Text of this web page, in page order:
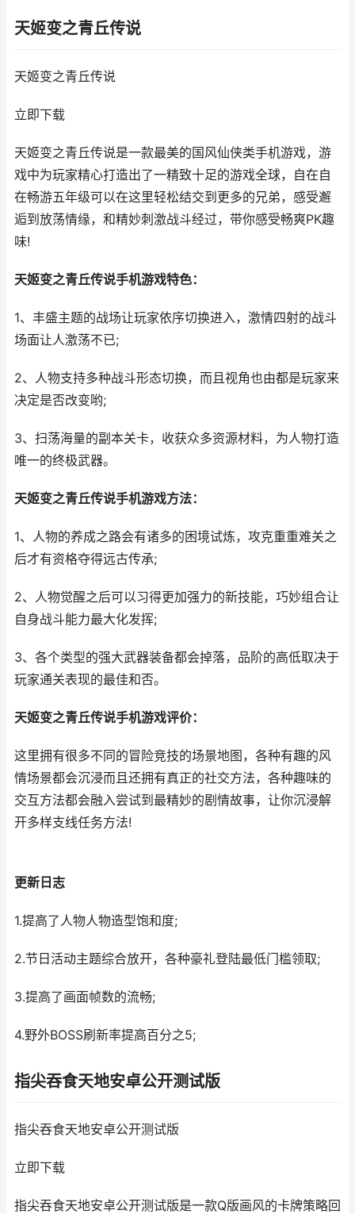
天姬变之青丘传说
天姬变之青丘传说
立即下载
天姬变之青丘传说是一款最美的国风仙侠类手机游戏，游
戏中为玩家精心打造出了一精致十足的游戏全球，自在自
在畅游五年级可以在这里轻松结交到更多的兄弟，感受邂
逅到放荡情缘，和精妙刺激战斗经过，带你感受畅爽PK趣
味!
天姬变之青丘传说手机游戏特色：
1、丰盛主题的战场让玩家依序切换进入，激情四射的战斗
场面让人激荡不已;
2、人物支持多种战斗形态切换，而且视角也由都是玩家来
决定是否改变哟;
3、扫荡海量的副本关卡，收获众多资源材料，为人物打造
唯一的终极武器。
天姬变之青丘传说手机游戏方法：
1、人物的养成之路会有诸多的困境试炼，攻克重重难关之
后才有资格夺得远古传承;
2、人物觉醒之后可以习得更加强力的新技能，巧妙组合让
自身战斗能力最大化发挥;
3、各个类型的强大武器装备都会掉落，品阶的高低取决于
玩家通关表现的最佳和否。
天姬变之青丘传说手机游戏评价：
这里拥有很多不同的冒险竞技的场景地图，各种有趣的风
情场景都会沉浸而且还拥有真正的社交方法，各种趣味的
交互方法都会融入尝试到最精妙的剧情故事，让你沉浸解
开多样支线任务方法!
更新日志
1.提高了人物人物造型饱和度;
2.节日活动主题综合放开，各种豪礼登陆最低门槛领取;
3.提高了画面帧数的流畅;
4.野外BOSS刷新率提高百分之5;
指尖吞食天地安卓公开测试版
指尖吞食天地安卓公开测试版
立即下载
指尖吞食天地安卓公开测试版是一款Q版画风的卡牌策略回